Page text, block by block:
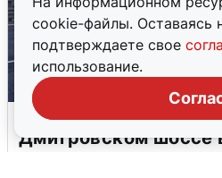
cookie-файлы. Оставаясь
подтверждаете свое
использование.
Пять машин
Дмитровском шоссе